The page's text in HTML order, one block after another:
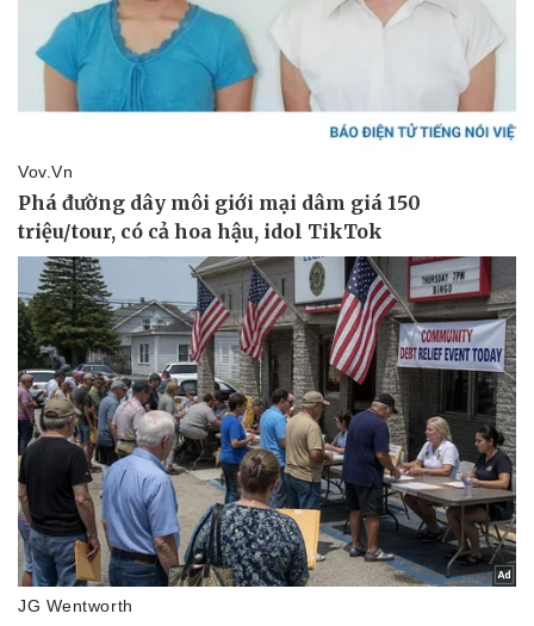
Cây thuốc
Sản phụ khoa
Nhi khoa
Nam khoa
Làm đẹp - giảm cân
Phòng mạch online
Ăn sạch sống khỏe
Blog
Tình yêu - Gia đình